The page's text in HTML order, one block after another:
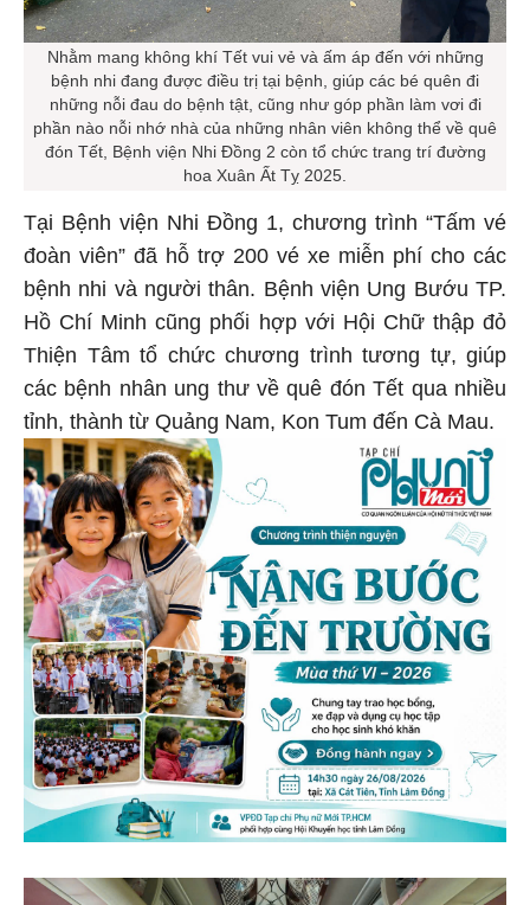
Nhằm mang không khí Tết vui vẻ và ấm áp đến với những
bệnh nhi đang được điều trị tại bệnh, giúp các bé quên đi
những nỗi đau do bệnh tật, cũng như góp phần làm vơi đi
phần nào nỗi nhớ nhà của những nhân viên không thể về quê
đón Tết, Bệnh viện Nhi Đồng 2 còn tổ chức trang trí đường
hoa Xuân Ất Tỵ 2025.
Tại Bệnh viện Nhi Đồng 1, chương trình “Tấm vé
đoàn viên” đã hỗ trợ 200 vé xe miễn phí cho các
bệnh nhi và người thân. Bệnh viện Ung Bướu TP.
Hồ Chí Minh cũng phối hợp với Hội Chữ thập đỏ
Thiện Tâm tổ chức chương trình tương tự, giúp
các bệnh nhân ung thư về quê đón Tết qua nhiều
tỉnh, thành từ Quảng Nam, Kon Tum đến Cà Mau.